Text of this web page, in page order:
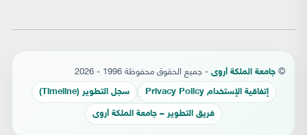
© جامعة الملكة أروى - جميع الحقوق محفوظة 1996 - 2026
إتفاقية الإستخدام Privacy Policy سجل التطوير (Timeline)
فريق التطوير – جامعة الملكة أروى